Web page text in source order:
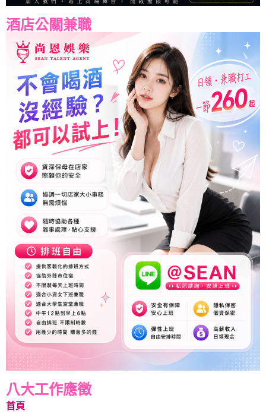
酒店公關兼職
八大工作應徵
首頁